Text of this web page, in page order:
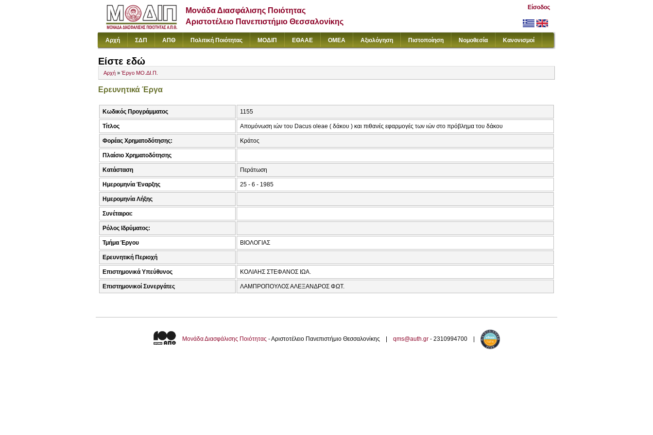
Μονάδα Διασφάλισης Ποιότητας
Αριστοτέλειο Πανεπιστήμιο Θεσσαλονίκης
Είσοδος
Αρχή ΣΔΠ ΑΠΘ Πολιτική Ποιότητας ΜΟΔΙΠ ΕΘΑΑΕ ΟΜΕΑ Αξιολόγηση Πιστοποίηση Νομοθεσία Κανονισμοί
Είστε εδώ
Αρχή » Έργο ΜΟ.ΔΙ.Π.
Ερευνητικά Έργα
Κωδικός Προγράμματος 1155
Τίτλος Απομόνωση ιών του Dacus oleae ( δάκου ) και πιθανές εφαρμογές των ιών στο πρόβλημα του δάκου
Φορέας Χρηματοδότησης: Κράτος
Πλαίσιο Χρηματοδότησης
Κατάσταση Περάτωση
Ημερομηνία Έναρξης 25 - 6 - 1985
Ημερομηνία Λήξης
Συνέταιροι:
Ρόλος Ιδρύματος:
Τμήμα Έργου ΒΙΟΛΟΓΙΑΣ
Ερευνητική Περιοχή
Επιστημονικά Υπεύθυνος ΚΟΛΙΑΗΣ ΣΤΕΦΑΝΟΣ ΙΩΑ.
Επιστημονικοί Συνεργάτες ΛΑΜΠΡΟΠΟΥΛΟΣ ΑΛΕΞΑΝΔΡΟΣ ΦΩΤ.
Μονάδα Διασφάλισης Ποιότητας - Αριστοτέλειο Πανεπιστήμιο Θεσσαλονίκης | qms@auth.gr - 2310994700 |